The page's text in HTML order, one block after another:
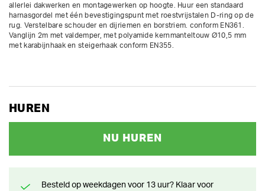
allerlei dakwerken en montagewerken op hoogte. Huur een standaard
harnasgordel met één bevestigingspunt met roestvrijstalen D-ring op de
rug. Verstelbare schouder en dijriemen en borstriem. conform EN361.
Vanglijn 2m met valdemper, met polyamide kernmanteltouw Ø10,5 mm
met karabijnhaak en steigerhaak conform EN355.
HUREN
NU HUREN
Besteld op weekdagen voor 13 uur? Klaar voor